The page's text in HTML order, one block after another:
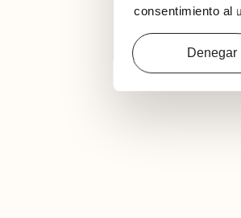
consentimiento al
Denegar